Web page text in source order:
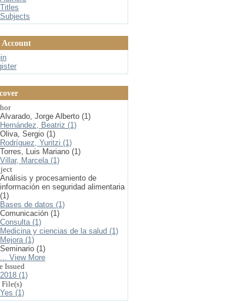
Titles
Subjects
Alvarado, Jorge Alberto (1)
Hernández, Beatriz (1)
Oliva, Sergio (1)
Rodríguez, Yuritzi (1)
Torres, Luis Mariano (1)
Villar, Marcela (1)
Análisis y procesamiento de
información en seguridad alimentaria
(1)
Bases de datos (1)
Comunicación (1)
Consulta (1)
Medicina y ciencias de la salud (1)
Mejora (1)
Seminario (1)
... View More
Issued
2018 (1)
File(s)
Yes (1)